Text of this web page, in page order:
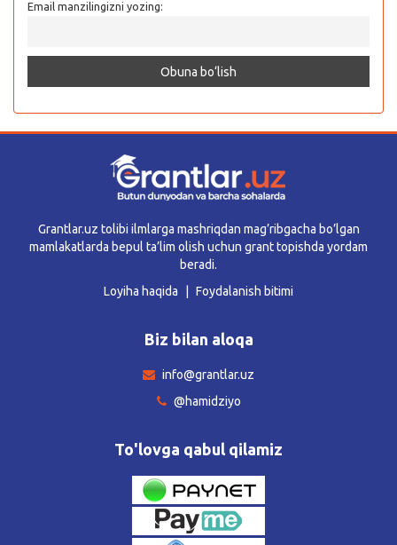
Email manzilingizni yozing:
Grantlar.uz tolibi ilmlarga mashriqdan mag’ribgacha bo’lgan
mamlakatlarda bepul ta’lim olish uchun grant topishda yordam
beradi.
Loyiha haqida
Foydalanish bitimi
Biz bilan aloqa
info@grantlar.uz
@hamidziyo
To'lovga qabul qilamiz